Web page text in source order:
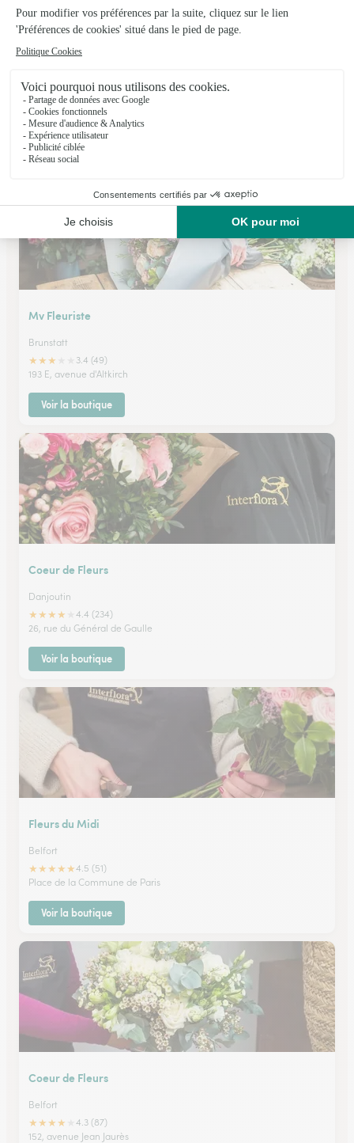
Tresors Fleuris
Belfort
★★★★★4.7 (81)
36 avenue Jean Jaurès
Voir la boutique
Mv Fleuriste
Brunstatt
★★★
3.4 (49)
193 E, avenue d'Altkirch
Voir la boutique
Coeur de Fleurs
Danjoutin
★★★★
4.4 (234)
26, rue du Général de Gaulle
Voir la boutique
Fleurs du Midi
Belfort
★★★★★4.5 (51)
Place de la Commune de Paris
Voir la boutique
Coeur de Fleurs
Belfort
★★★★
4.3 (87)
152, avenue Jean Jaurès